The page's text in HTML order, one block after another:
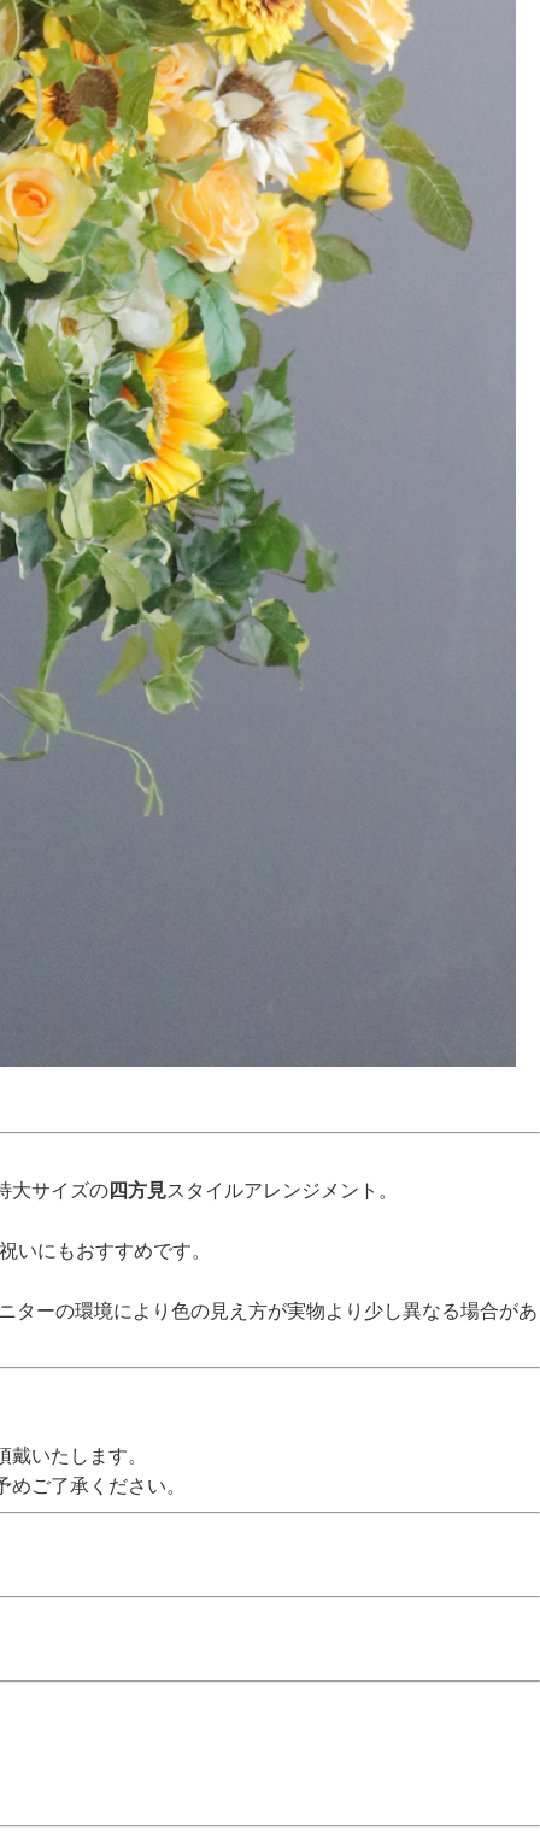
大サイズの四方見スタイルアレンジメント。
いにもおすすめです。
ーの環境により色の見え方が実物より少し異なる場合があ
いたします。
ご了承ください。